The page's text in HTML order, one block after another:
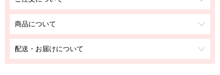
商品について
配送・お届けについて